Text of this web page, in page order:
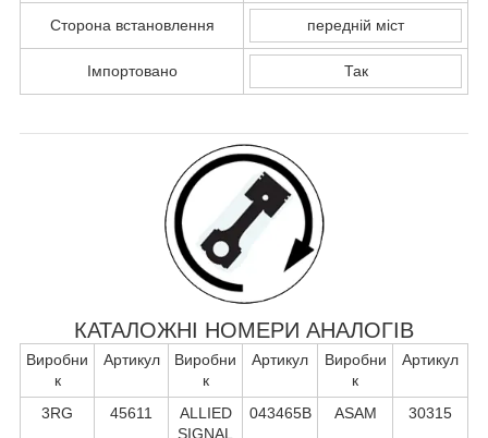
Сторона встановлення передній міст
Імпортовано Так
КАТАЛОЖНІ НОМЕРИ АНАЛОГІВ
Виробни
к
Артикул
Виробни
к
Артикул
Виробни
к
Артикул
3RG 45611
ALLIED
SIGNAL
043465B ASAM 30315